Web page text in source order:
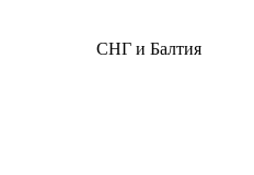
СНГ и Балтия